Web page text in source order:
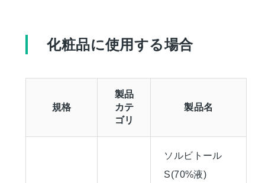
化粧品に使用する場合
規格
製品
カテ
ゴリ
製品名
ソルビトール
S(70%液)